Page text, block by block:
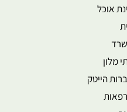
אוכל
מלון
הייטק